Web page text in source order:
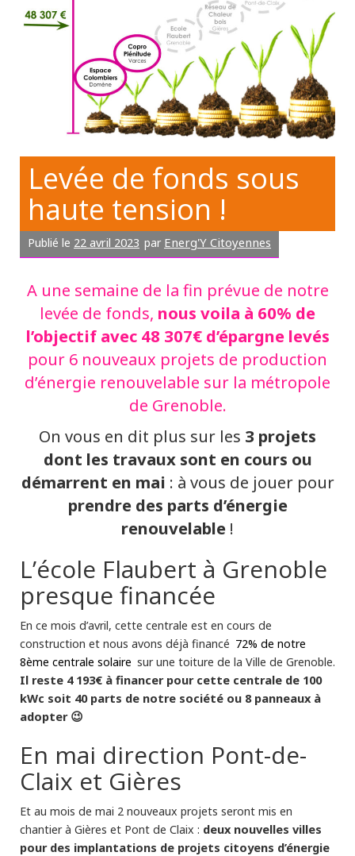
Levée de fonds sous
haute tension !
Publié le 22 avril 2023 par Energ'Y Citoyennes
A une semaine de la fin prévue de notre
levée de fonds, nous voila à 60% de
l’objectif avec 48 307€ d’épargne levés
pour 6 nouveaux projets de production
d’énergie renouvelable sur la métropole
de Grenoble.
On vous en dit plus sur les 3 projets
dont les travaux sont en cours ou
démarrent en mai : à vous de jouer pour
prendre des parts d’énergie
renouvelable !
L’école Flaubert à Grenoble
presque financée
En ce mois d’avril, cette centrale est en cours de
construction et nous avons déjà financé 72% de notre
8ème centrale solaire sur une toiture de la Ville de Grenoble.
Il reste 4 193€ à financer pour cette centrale de 100
kWc soit 40 parts de notre société ou 8 panneaux à
adopter 😉
En mai direction Pont-de-
Claix et Gières
Et au mois de mai 2 nouveaux projets seront mis en
chantier à Gières et Pont de Claix : deux nouvelles villes
pour des implantations de projets citoyens d’énergie